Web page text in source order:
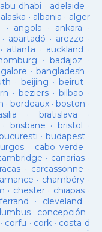
abu dhabi · adelaide ·
alaska · albania · alger
· angola · ankara ·
· apartadó · arezzo ·
atlanta · auckland ·
·badajoz ·
· bangladesh ·
·beijing ·beirut ·
·beziers ·bilbao ·
·bordeaux ·boston ·
·bratislava ·
· brisbane · bristol ·
· budapest·
· cabo verde ·
· canarias·
· carcassonne ·
· chambéry·
· chester· chiapas ·
· cleveland ·
· concepción ·
· corfu · cork · costa d